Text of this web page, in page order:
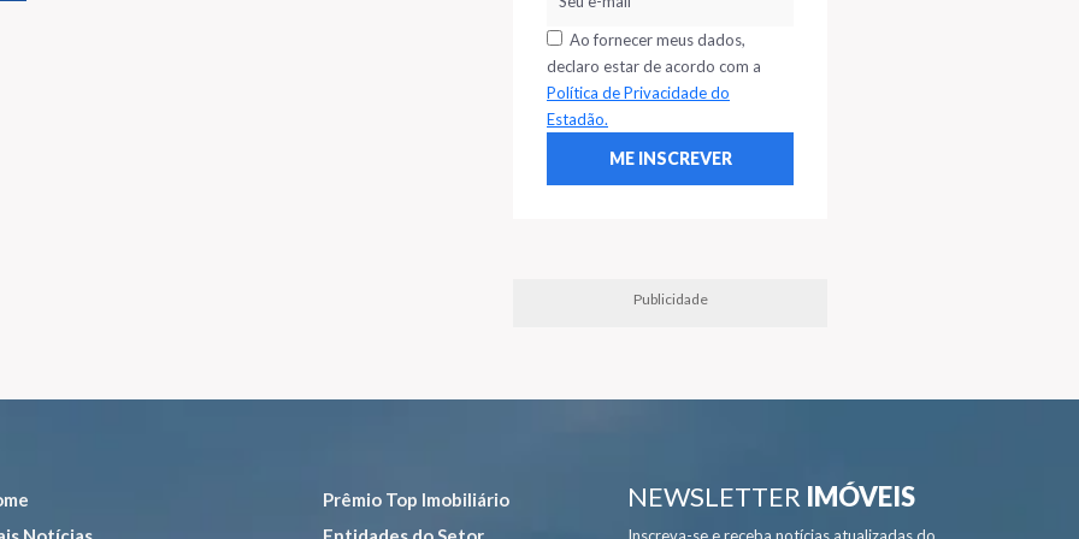
Ao fornecer meus dados,
declaro estar de acordo com a
Política de Privacidade do
Estadão.
Publicidade
Prêmio Top Imobiliário
NEWSLETTER IMÓVEIS